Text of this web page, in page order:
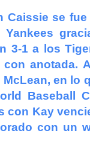
se fue
3-1 a los
anotada.
en lo
Baseball
con Kay
con un